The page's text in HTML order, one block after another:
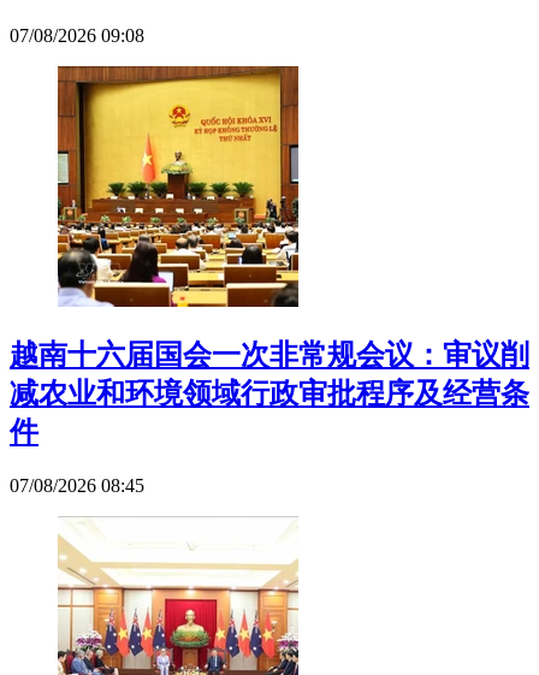
07/08/2026 09:08
越南十六届国会一次非常规会议：审议削
减农业和环境领域行政审批程序及经营条
件
07/08/2026 08:45